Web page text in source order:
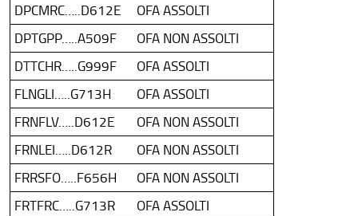
DPCMRC…..D612E
OFA ASSOLTI
DPTGPP…..A509F
OFA NON ASSOLTI
DTTCHR…..G999F
OFA ASSOLTI
FLNGLI…..G713H
OFA ASSOLTI
FRNFLV…..D612E
OFA NON ASSOLTI
FRNLEI…..D612R
OFA NON ASSOLTI
FRRSFO…..F656H
OFA NON ASSOLTI
FRTFRC…..G713R
OFA ASSOLTI